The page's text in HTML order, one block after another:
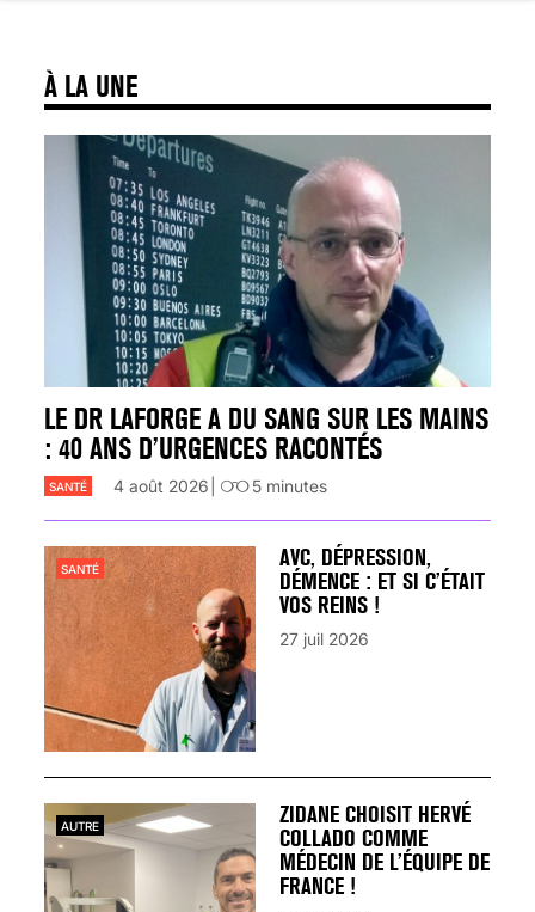
À LA UNE
LE DR LAFORGE A DU SANG SUR LES MAINS
: 40 ANS D’URGENCES RACONTÉS
SANTÉ 4 août 2026 5 minutes
AVC, DÉPRESSION,
DÉMENCE : ET SI C’ÉTAIT
VOS REINS !
SANTÉ
27 juil 2026
ZIDANE CHOISIT HERVÉ
COLLADO COMME
MÉDECIN DE L’ÉQUIPE DE
FRANCE !
AUTRE